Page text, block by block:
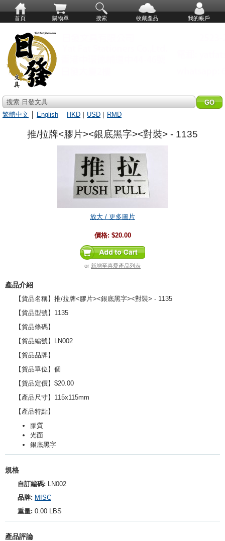
首頁 購物單 搜索 收藏產品 我的帳戶
搜索 日發文具
繁體中文
English HKD ｜ USD ｜ RMD
推/拉牌<膠片><銀底黑字><對裝> - 1135
放大 / 更多圖片
價格: $20.00
or 新增至喜愛產品列表
產品介紹
【貨品名稱】推/拉牌<膠片><銀底黑字><對裝> - 1135
【貨品型號】1135
【貨品條碼】
【貨品編號】LN002
【貨品品牌】
【貨品單位】個
【貨品定價】$20.00
【產品尺寸】115x115mm
【產品特點】
膠質
光面
銀底黑字
規格
自訂編碼: LN002
品牌: MISC
重量: 0.00 LBS
產品評論